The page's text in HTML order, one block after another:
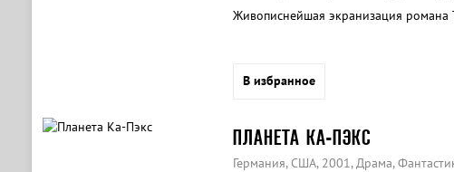
Живописнейшая экранизация романа
В избранное
ПЛАНЕТА КА-ПЭКС
Германия, США, 2001, Драма,